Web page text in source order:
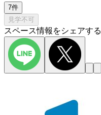
7件
見学不可
スペース情報をシェアする